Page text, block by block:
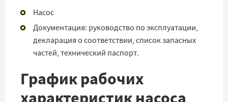
Насос
Документация: руководство по эксплуатации,
декларация о соответствии, список запасных
частей, технический паспорт.
График рабочих